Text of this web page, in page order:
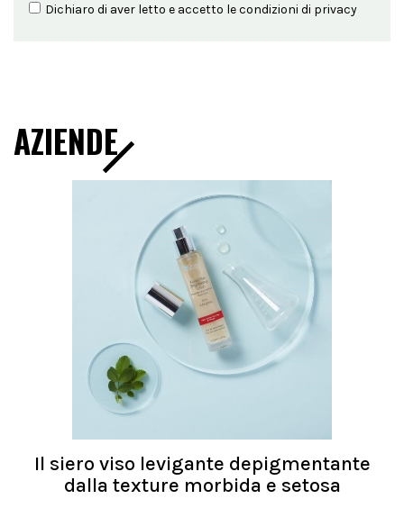
Dichiaro di aver letto e accetto le condizioni di privacy
AZIENDE
Il siero viso levigante depigmentante
dalla texture morbida e setosa